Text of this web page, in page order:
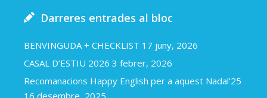
Darreres entrades al bloc
BENVINGUDA + CHECKLIST 17 juny, 2026
CASAL D’ESTIU 2026 3 febrer, 2026
Recomanacions Happy English per a aquest Nadal’25